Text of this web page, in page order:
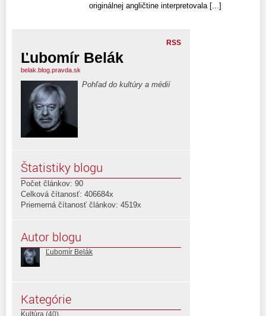
originálnej angličtine interpretovala [...]
RSS
Ľubomír Belák
belak.blog.pravda.sk
Pohľad do kultúry a médií
Štatistiky blogu
Počet článkov: 90
Celková čítanosť: 406684x
Priemerná čítanosť článkov: 4519x
Autor blogu
Ľubomír Belák
Kategórie
Kultúra (40)